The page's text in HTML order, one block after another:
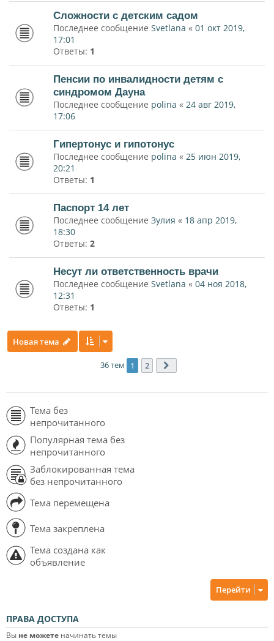
Сложности с детским садом
Последнее сообщение Svetlana « 01 окт 2019,
17:01
Ответы: 1
Пенсии по инвалидности детям с
синдромом Дауна
Последнее сообщение polina « 24 авг 2019,
17:06
Гипертонус и гипотонус
Последнее сообщение polina « 25 июн 2019,
20:21
Ответы: 1
Паспорт 14 лет
Последнее сообщение Зулия « 18 апр 2019,
18:30
Ответы: 2
Несут ли ответственность врачи
Последнее сообщение Svetlana « 04 ноя 2018,
12:31
Ответы: 1
Новая тема
36 тем 1 2
Тема без
непрочитанного
Популярная тема без
непрочитанного
Заблокированная тема
без непрочитанного
Тема перемещена
Тема закреплена
Тема создана как
объявление
Перейти
ПРАВА ДОСТУПА
Вы не можете начинать темы